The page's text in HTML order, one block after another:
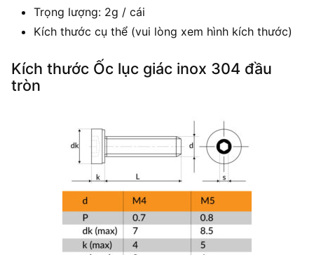
Trọng lượng: 2g / cái
Kích thước cụ thể (vui lòng xem hình kích thước)
Kích thước Ốc lục giác inox 304 đầu
tròn